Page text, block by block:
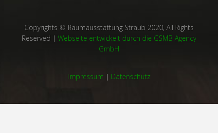
Copyrights © Raumausstattung Straub 2020, All Rights
Reserved | Webseite entwickelt durch die GSMB Agency
GmbH
Impressum | Datenschutz